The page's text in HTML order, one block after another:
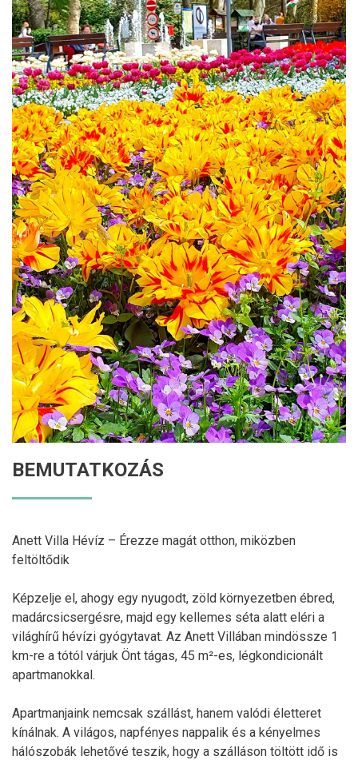
BEMUTATKOZÁS
Anett Villa Hévíz – Érezze magát otthon, miközben
feltöltődik
Képzelje el, ahogy egy nyugodt, zöld környezetben ébred,
madárcsicsergésre, majd egy kellemes séta alatt eléri a
világhírű hévízi gyógytavat. Az Anett Villában mindössze 1
km-re a tótól várjuk Önt tágas, 45 m²-es, légkondicionált
apartmanokkal.
Apartmanjaink nemcsak szállást, hanem valódi életteret
kínálnak. A világos, napfényes nappalik és a kényelmes
hálószobák lehetővé teszik, hogy a szálláson töltött idő is